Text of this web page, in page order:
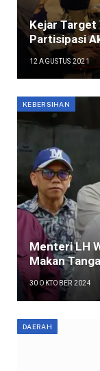
Kejar Target
Partisipasi
12 AGUSTUS 2021
KEBERSIHAN
Menteri LH
Makan
30 OKTOBER 2024
DAERAH